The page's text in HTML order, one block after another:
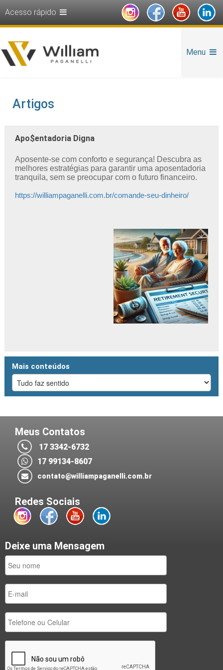
Acesso rápido
Menu
Artigos
Apo$entadoria Digna
Aposente-se com conforto e segurança! Descubra as
melhores estratégias para garantir uma aposentadoria
tranquila, sem se preocupar com o futuro financeiro.
https://williampaganelli.com.br/comande-seu-dinheiro/
Mais conteúdos
Meus Contatos
17 3342-6732
17 99134-8607
contato@williampaganelli.com.br
Redes Sociais
Deixe uma Mensagem